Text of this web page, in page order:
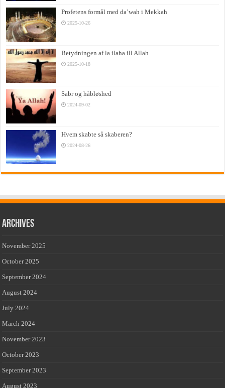
Profetens formål med da’wah i Mekkah
2025-10-26
Betydningen af la ilaha ill Allah
2025-10-18
Sabr og håbløshed
2024-09-02
Hvem skabte så skaberen?
2024-08-26
Archives
November 2025
October 2025
September 2024
August 2024
July 2024
March 2024
November 2023
October 2023
September 2023
August 2023